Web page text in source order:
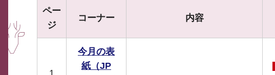
ペー
ジ
コーナー 内容
1
今月の表
紙（JP